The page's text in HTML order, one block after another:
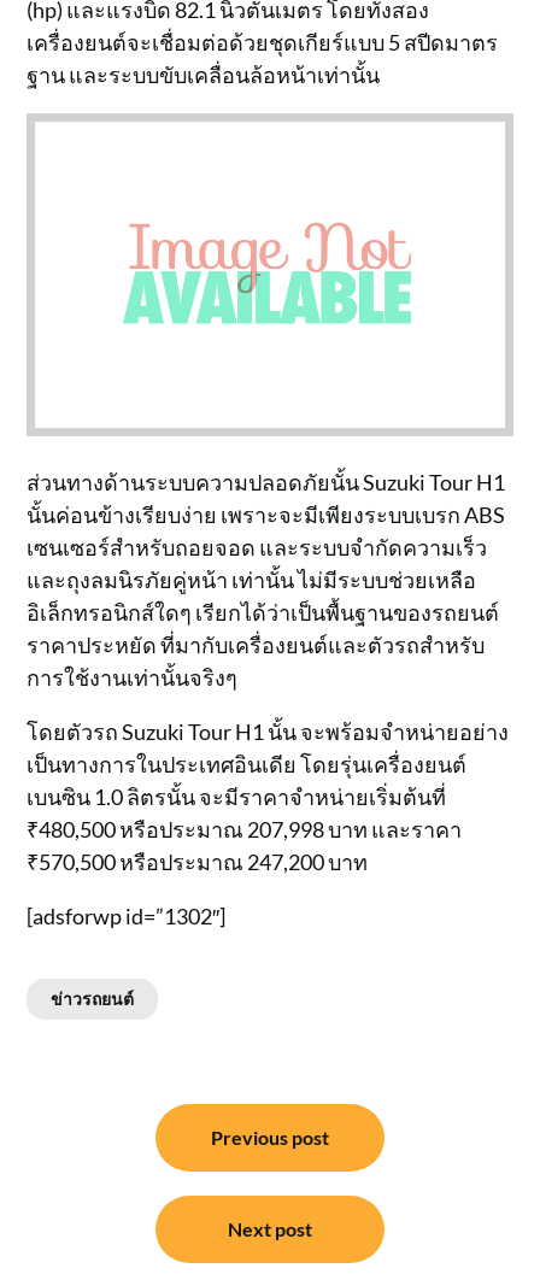
(hp) และแรงบิด 82.1 นิวตันเมตร โดยทั้งสอง
เครื่องยนต์จะเชื่อมต่อด้วยชุดเกียร์แบบ 5 สปีดมาตร
ฐาน และระบบขับเคลื่อนล้อหน้าเท่านั้น
ส่วนทางด้านระบบความปลอดภัยนั้น Suzuki Tour H1
นั้นค่อนข้างเรียบง่าย เพราะจะมีเพียงระบบเบรก ABS
เซนเซอร์สำหรับถอยจอด และระบบจำกัดความเร็ว
และถุงลมนิรภัยคู่หน้า เท่านั้น ไม่มีระบบช่วยเหลือ
อิเล็กทรอนิกส์ใดๆ เรียกได้ว่าเป็นพื้นฐานของรถยนต์
ราคาประหยัด ที่มากับเครื่องยนต์และตัวรถสำหรับ
การใช้งานเท่านั้นจริงๆ
โดยตัวรถ Suzuki Tour H1 นั้น จะพร้อมจำหน่ายอย่าง
เป็นทางการในประเทศอินเดีย โดยรุ่นเครื่องยนต์
เบนซิน 1.0 ลิตรนั้น จะมีราคาจำหน่ายเริ่มต้นที่
₹480,500 หรือประมาณ 207,998 บาท และราคา
₹570,500 หรือประมาณ 247,200 บาท
[adsforwp id=”1302″]
ข่าวรถยนต์
Previous post
Next post